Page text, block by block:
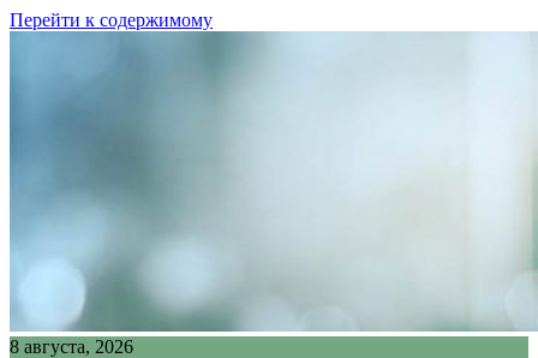
Перейти к содержимому
8 августа, 2026